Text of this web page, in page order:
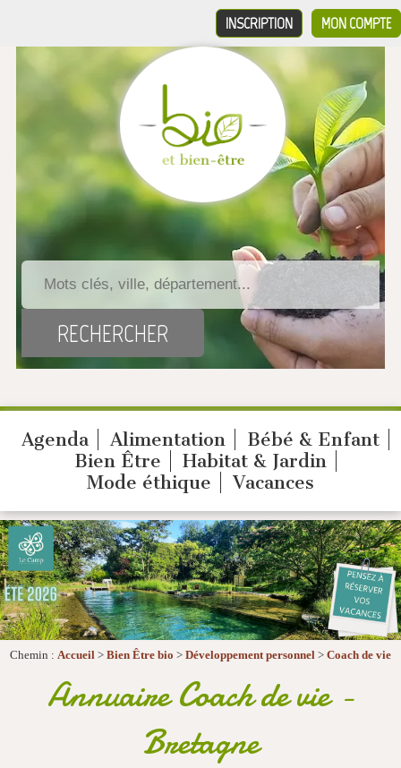
MON COMPTE
INSCRIPTION
Agenda Alimentation
Bébé & Enfant
Bien Être
Habitat & Jardin
Mode éthique
Vacances
Chemin : Accueil > Bien Être bio > Développement personnel > Coach de vie
Annuaire Coach de vie -
Bretagne